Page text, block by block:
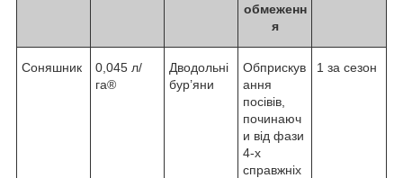
обмеженн
я
Соняшник
0,045 л/
га®
Дводольні
бур’яни
Обприскув
ання
посівів,
починаюч
и від фази
4-х
справжніх
1 за сезон